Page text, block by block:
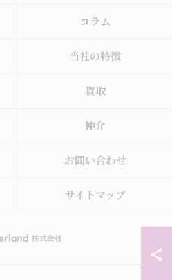
コラム
当社の特徴
買取
仲介
お問い合わせ
サイトマップ